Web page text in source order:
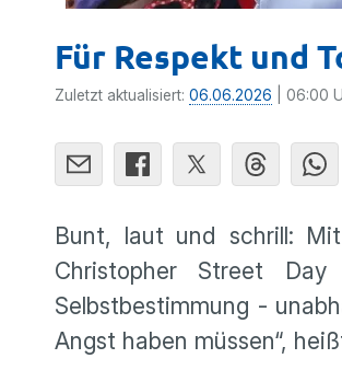
Für Respekt und
Zuletzt aktualisiert: 06.06.2026 | 06:00
Bunt, laut und schrill:
Christopher Street
Selbstbestimmung -
Angst haben müssen“,